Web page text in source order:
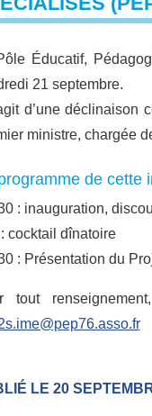
Éducatif,
21 septembre.
d’une
ministre, chargée
de cette
: inauguration,
cocktail dînatoire
: Présentation du
tout
LE 20